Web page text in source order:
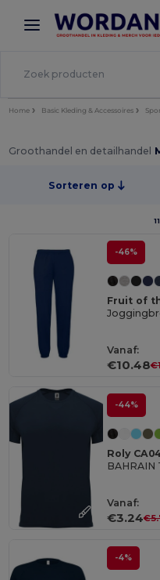
× Wordans-app
Betere prijzen in de
Home Basic Kleding & Accessoires
Groothandel en detailhandel
Sorteren op
-46%
Fruit of
Vanaf:
€10.48
-44%
Roly
Vanaf:
€3.24
-4%